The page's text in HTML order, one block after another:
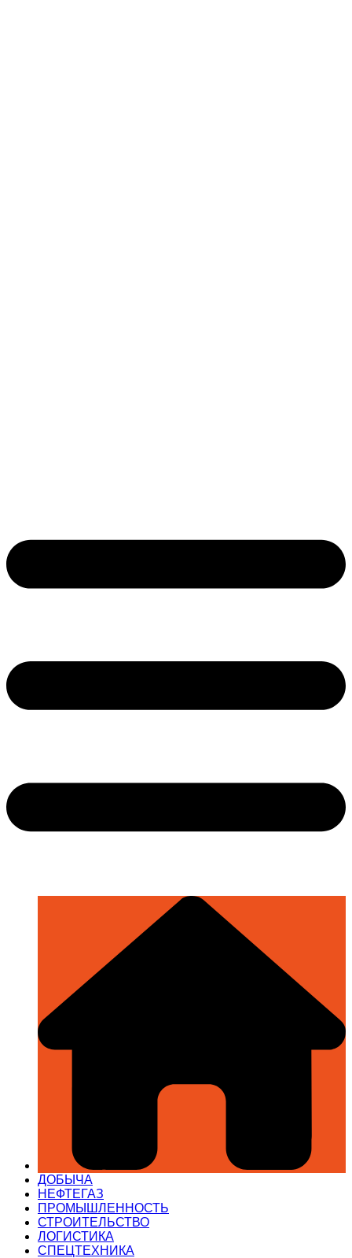
ДОБЫЧА
НЕФТЕГАЗ
ПРОМЫШЛЕННОСТЬ
СТРОИТЕЛЬСТВО
ЛОГИСТИКА
СПЕЦТЕХНИКА